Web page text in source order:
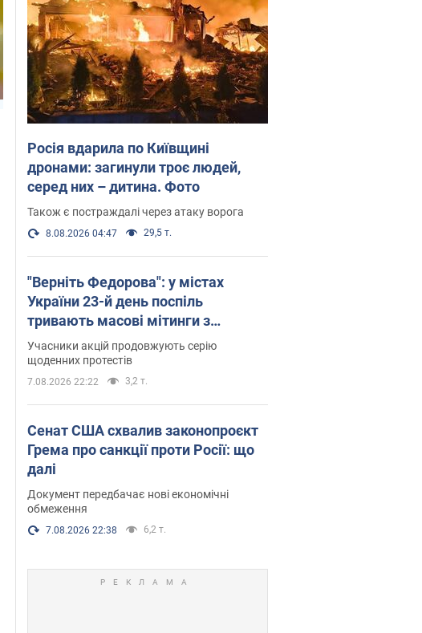
Росія вдарила по Київщині
дронами: загинули троє людей,
серед них – дитина. Фото
Також є постраждалі через атаку ворога
8.08.2026 04:47 29,5 т.
"Верніть Федорова": у містах
України 23-й день поспіль
тривають масові мітинги з
картонками. Фото і відео
Учасники акцій продовжують серію
щоденних протестів
7.08.2026 22:22 3,2 т.
Сенат США схвалив законопроєкт
Грема про санкції проти Росії: що
далі
Документ передбачає нові економічні
обмеження
7.08.2026 22:38 6,2 т.